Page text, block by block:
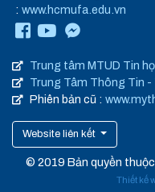
: www.hcmufa.edu.vn
Trung tâm MTUD Tin
Trung Tâm Thông Tin -
Phiên bản cũ :
Website liên kết
© 2019 Bản quyền
Thiết kế